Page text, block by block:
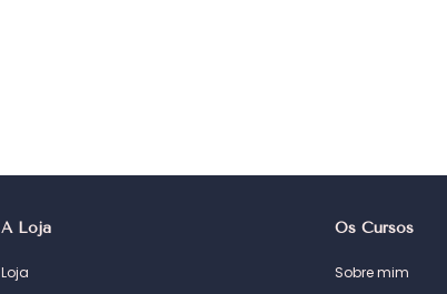
A Loja
Loja
Os Cursos
Sobre mim